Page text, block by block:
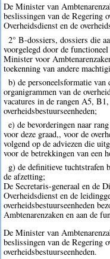
De Minister van
beslissingen van de Regering
Overheidsdienst en de
2° B-dossiers, dossiers die
voorgelegd door de
Minister voor
toekenning van andere
b) de personeelsformatie van
organigrammen van de
vacatures in de rangen A5,
overheidsbestuurseenheden;
e) de bevorderingen naar
voor deze graad,, voor de
volgend op de adviezen die
voor de betrekkingen van een
g) de definitieve tuchtstrafen
de afzetting;
De Secretaris-generaal en de
Overheidsdienst en de
overheidsbestuurseenheden
Ambtenarenzaken en aan de
De Minister van
beslissingen van de Regering
overheidsbestuurseenheden.